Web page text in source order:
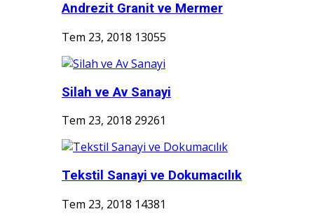
Andrezit Granit ve Mermer
Tem 23, 2018 13055
Silah ve Av Sanayi
Tem 23, 2018 29261
Tekstil Sanayi ve Dokumacılık
Tem 23, 2018 14381